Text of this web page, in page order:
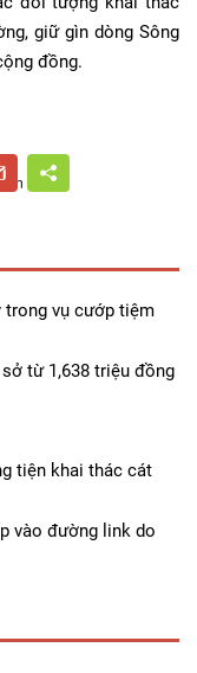
giữ gìn dòng Sông
đồng.
trong vụ cướp tiệm
từ 1,638 triệu đồng
tiện khai thác cát
vào đường link do